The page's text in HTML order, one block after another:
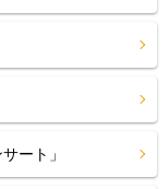
ート」